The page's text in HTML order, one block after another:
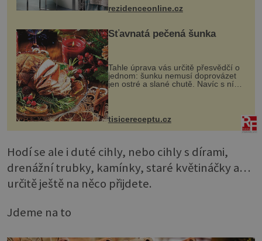
proutku...
rezidenceonline.cz
Šťavnatá pečená šunka
Tahle úprava vás určitě přesvědčí o
jednom: šunku nemusí doprovázet
jen ostré a slané chutě. Navíc s ní
nakrmíte poměrně hodně hladových
krků. Ingredience sádlo 3 kg šunky
vcelku 3 stroužky česneku hl...
tisicereceptu.cz
Hodí se ale i duté cihly, nebo cihly s dírami,
drenážní trubky, kamínky, staré květináčky a…
určitě ještě na něco přijdete.
Jdeme na to